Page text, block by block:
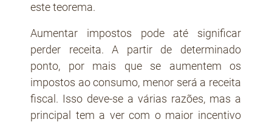
este teorema.
Aumentar impostos pode até significar
perder receita. A partir de determinado
ponto, por mais que se aumentem os
impostos ao consumo, menor será a receita
fiscal. Isso deve-se a várias razões, mas a
principal tem a ver com o maior incentivo